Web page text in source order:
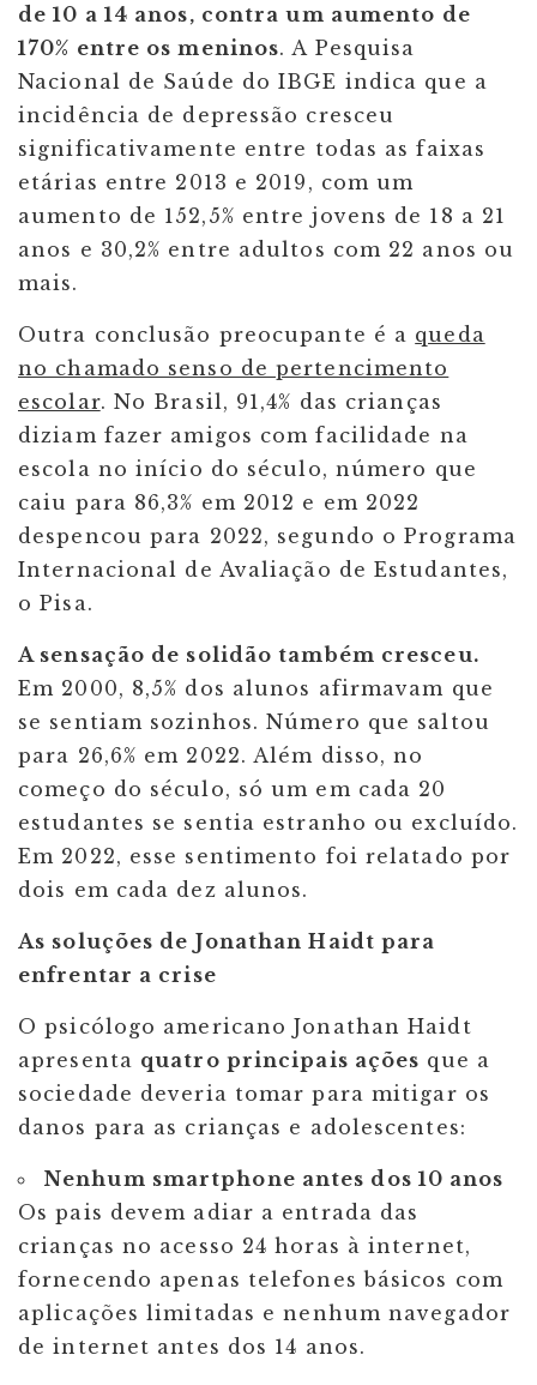
de 10 a 14 anos, contra um aumento de
170% entre os meninos. A Pesquisa
Nacional de Saúde do IBGE indica que a
incidência de depressão cresceu
significativamente entre todas as faixas
etárias entre 2013 e 2019, com um
aumento de 152,5% entre jovens de 18 a 21
anos e 30,2% entre adultos com 22 anos ou
mais.
Outra conclusão preocupante é a queda
no chamado senso de pertencimento
escolar. No Brasil, 91,4% das crianças
diziam fazer amigos com facilidade na
escola no início do século, número que
caiu para 86,3% em 2012 e em 2022
despencou para 2022, segundo o Programa
Internacional de Avaliação de Estudantes,
o Pisa.
A sensação de solidão também cresceu.
Em 2000, 8,5% dos alunos afirmavam que
se sentiam sozinhos. Número que saltou
para 26,6% em 2022. Além disso, no
começo do século, só um em cada 20
estudantes se sentia estranho ou excluído.
Em 2022, esse sentimento foi relatado por
dois em cada dez alunos.
As soluções de Jonathan Haidt para
enfrentar a crise
O psicólogo americano Jonathan Haidt
apresenta quatro principais ações que a
sociedade deveria tomar para mitigar os
danos para as crianças e adolescentes:
Nenhum smartphone antes dos 10 anos
Os pais devem adiar a entrada das
crianças no acesso 24 horas à internet,
fornecendo apenas telefones básicos com
aplicações limitadas e nenhum navegador
de internet antes dos 14 anos.